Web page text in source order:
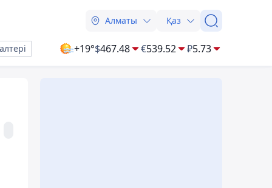
Алматы Қаз
+19°$467.48 €539.52 ₽5.73